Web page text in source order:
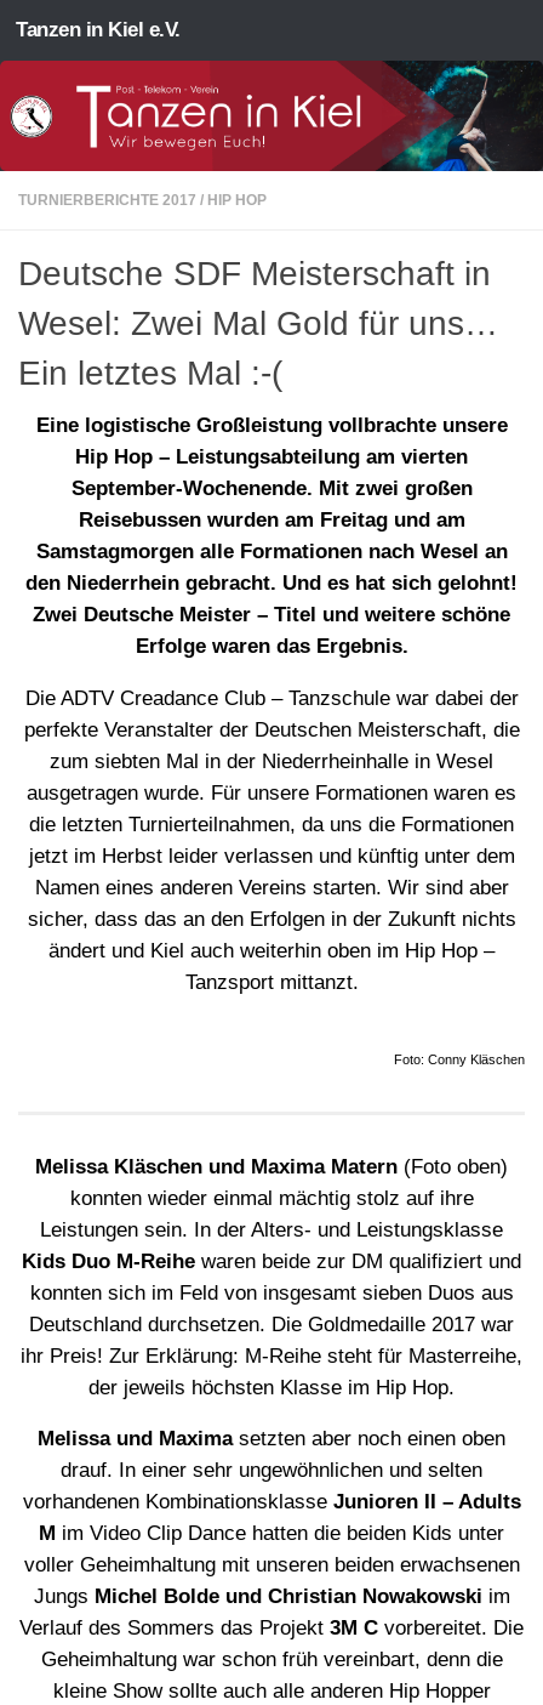
Zum Inhalt springen
Tanzen in Kiel e.V.
TURNIERBERICHTE 2017 / HIP HOP
Deutsche SDF Meisterschaft in
Wesel: Zwei Mal Gold für uns…
Ein letztes Mal :-(
Eine logistische Großleistung vollbrachte unsere
Hip Hop – Leistungsabteilung am vierten
September-Wochenende. Mit zwei großen
Reisebussen wurden am Freitag und am
Samstagmorgen alle Formationen nach Wesel an
den Niederrhein gebracht. Und es hat sich gelohnt!
Zwei Deutsche Meister – Titel und weitere schöne
Erfolge waren das Ergebnis.
Die ADTV Creadance Club – Tanzschule war dabei der
perfekte Veranstalter der Deutschen Meisterschaft, die
zum siebten Mal in der Niederrheinhalle in Wesel
ausgetragen wurde. Für unsere Formationen waren es
die letzten Turnierteilnahmen, da uns die Formationen
jetzt im Herbst leider verlassen und künftig unter dem
Namen eines anderen Vereins starten. Wir sind aber
sicher, dass das an den Erfolgen in der Zukunft nichts
ändert und Kiel auch weiterhin oben im Hip Hop –
Tanzsport mittanzt.
Foto: Conny Kläschen
Melissa Kläschen und Maxima Matern (Foto oben)
konnten wieder einmal mächtig stolz auf ihre
Leistungen sein. In der Alters- und Leistungsklasse
Kids Duo M-Reihe waren beide zur DM qualifiziert und
konnten sich im Feld von insgesamt sieben Duos aus
Deutschland durchsetzen. Die Goldmedaille 2017 war
ihr Preis! Zur Erklärung: M-Reihe steht für Masterreihe,
der jeweils höchsten Klasse im Hip Hop.
Melissa und Maximasetzten aber noch einen oben
drauf. In einer sehr ungewöhnlichen und selten
vorhandenen Kombinationsklasse Junioren II – Adults
M im Video Clip Dance hatten die beiden Kids unter
voller Geheimhaltung mit unseren beiden erwachsenen
Jungs Michel Bolde und Christian Nowakowski im
Verlauf des Sommers das Projekt 3M C vorbereitet. Die
Geheimhaltung war schon früh vereinbart, denn die
kleine Show sollte auch alle anderen Hip Hopper